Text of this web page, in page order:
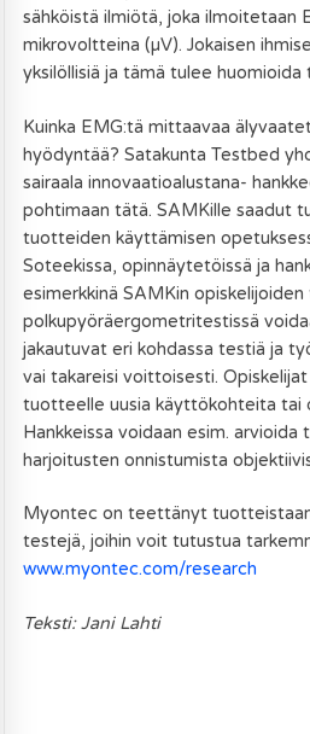
sähköistä ilmiötä, joka ilmoitetaan
mikrovoltteina (µV). Jokaisen
yksilöllisiä ja tämä tulee huomioida
Kuinka EMG:tä mittaavaa
hyödyntää? Satakunta Testbed
sairaala innovaatioalustana-
pohtimaan tätä. SAMKille saadut
tuotteiden käyttämisen
Soteekissa, opinnäytetöissä ja
esimerkkinä SAMKin opiskelijoiden
polkupyöräergometritestissä
jakautuvat eri kohdassa testiä ja
vai takareisi voittoisesti.
tuotteelle uusia käyttökohteita tai
Hankkeissa voidaan esim.
harjoitusten onnistumista
Myontec on teettänyt
testejä, joihin voit tutustua
www.myontec.com/research
Teksti: Jani Lahti